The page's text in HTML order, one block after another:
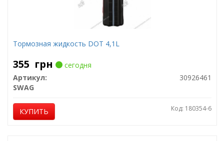
Тормозная жидкость DOT 4,1L
355 грн
сегодня
Артикул:
30926461
SWAG
КУПИТЬ Код: 180354-6